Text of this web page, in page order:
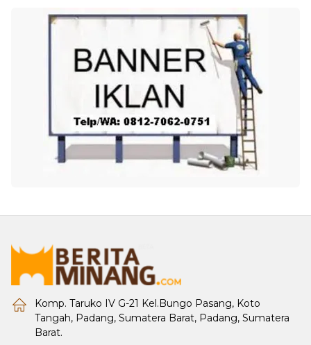
Komp. Taruko IV G-21 Kel.Bungo Pasang, Koto
Tangah, Padang, Sumatera Barat, Padang, Sumatera
Barat.